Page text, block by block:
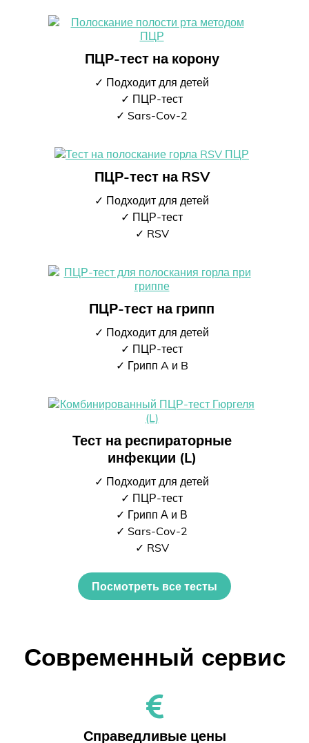
ПЦР-тест на корону
✓ Подходит для детей
✓ ПЦР-тест
✓ Sars-Cov-2
ПЦР-тест на RSV
✓ Подходит для детей
✓ ПЦР-тест
✓ RSV
ПЦР-тест на грипп
✓ Подходит для детей
✓ ПЦР-тест
✓ Грипп A и B
Тест на респираторные
инфекции (L)
✓ Подходит для детей
✓ ПЦР-тест
✓ Грипп А и В
✓ Sars-Cov-2
✓ RSV
Посмотреть все тесты
Современный сервис
Справедливые цены